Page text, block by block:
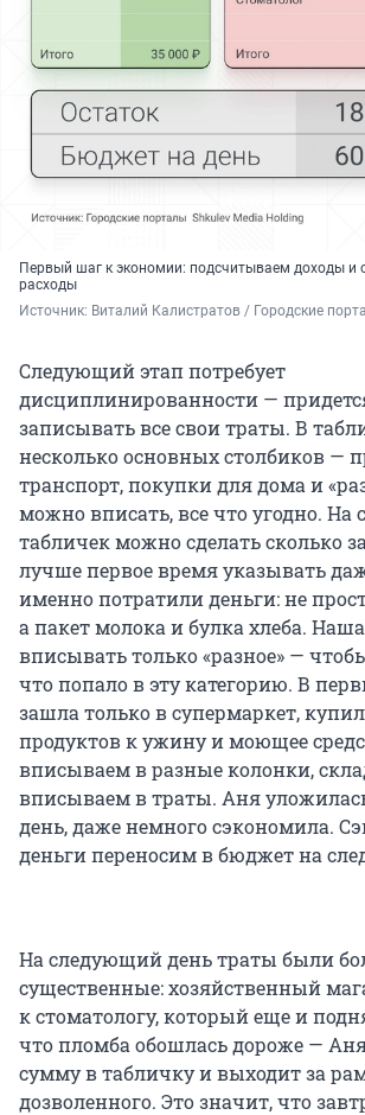
Первый шаг к экономии: подсчитываем доходы и
расходы
Источник: Виталий Калистратов / Городские
Следующий этап потребует
дисциплинированности —
записывать все свои траты. В
несколько основных столбиков —
транспорт, покупки для дома и
можно вписать, все что угодно. На
табличек можно сделать сколько
лучше первое время указывать
именно потратили деньги: не
а пакет молока и булка хлеба.
вписывать только «разное» —
что попало в эту категорию. В
зашла только в супермаркет,
продуктов к ужину и моющее
вписываем в разные колонки,
вписываем в траты. Аня
день, даже немного сэкономила.
деньги переносим в бюджет на
На следующий день траты были
существенные: хозяйственный
к стоматологу, который еще и
что пломба обошлась дороже —
сумму в табличку и выходит за
дозволенного. Это значит, что